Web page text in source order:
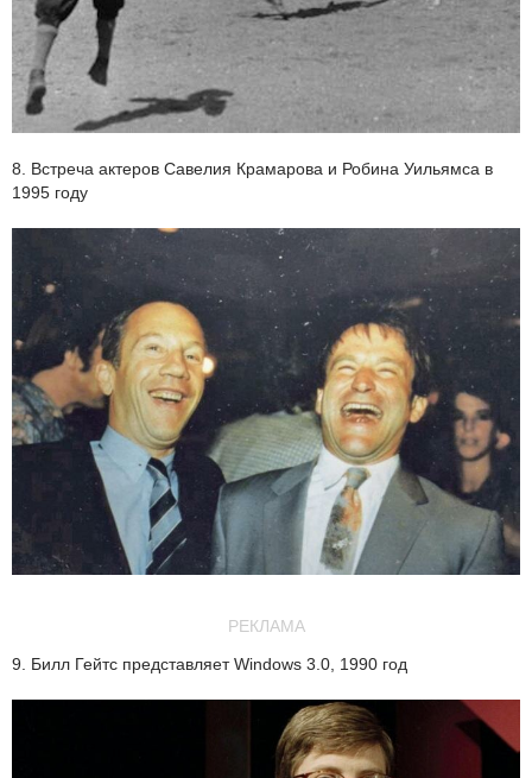
8. Встреча актеров Савелия Крамарова и Робина Уильямса в
1995 году
РЕКЛАМА
9. Билл Гейтс представляет Windows 3.0, 1990 год